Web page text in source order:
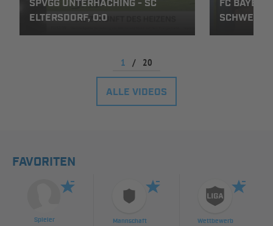
SPVGG UNTERHACHING - SC
ELTERSDORF, 0:0
FC
1 / 20
ALLE VIDEOS
FAVORITEN
Spieler Mannschaft Wettbewerb